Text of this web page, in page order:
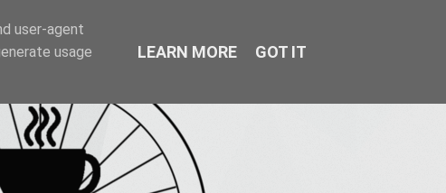
user-agent
usage
LEARN MORE GOT IT